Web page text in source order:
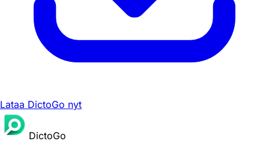
Lataa DictoGo nyt
DictoGo